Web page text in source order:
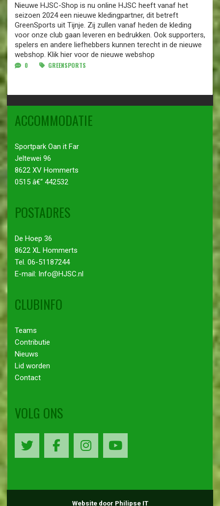
Nieuwe HJSC-Shop is nu online HJSC heeft vanaf het
seizoen 2024 een nieuwe kledingpartner, dit betreft
GreenSports uit Tijnje. Zij zullen vanaf heden de kleding
voor onze club gaan leveren en bedrukken. Ook supporters,
spelers en andere liefhebbers kunnen terecht in de nieuwe
webshop. Klik hier voor de nieuwe webshop
0 GREENSPORTS
ACCOMMODATIE
Sportpark Oan it Far
Jeltewei 96
8622 XV Hommerts
0515 â€“ 442532
POSTADRES
De Hoep 36
8622 XL Hommerts
Tel. 06-51187244
E-mail: Info@HJSC.nl
CLUBINFO
Teams
Contributie
Nieuws
Lid worden
Contact
VOLG ONS
Website door Philipse IT